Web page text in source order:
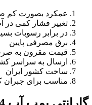
عمکرد بصورت کم
تغییر فشار کمی در
در برابر رسوبات
برق مصرفی پایین
قیمت مقرون به
ارسال به سراسر
ساخت کشور ایران
مناسب برای جبران